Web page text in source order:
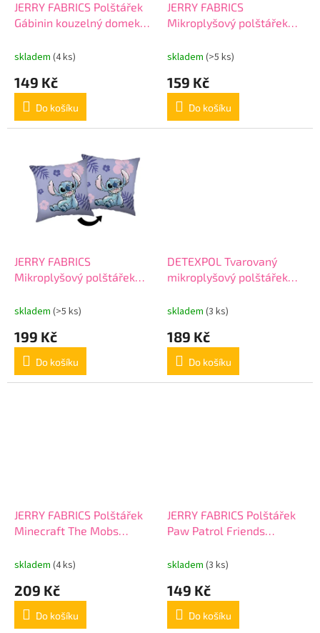
JERRY FABRICS Polštářek
Gábinin kouzelný domek
cm
skladem (4 ks)
149 Kč
Do košíku
JERRY FABRICS
Mikroplyšový polštářek
Polyester, 40/40 cm
skladem (>5 ks)
159 Kč
Do košíku
JERRY FABRICS
Mikroplyšový polštářek
35/35 cm
skladem (>5 ks)
199 Kč
Do košíku
DETEXPOL Tvarovaný
mikroplyšový polštářek
cm
skladem (3 ks)
189 Kč
Do košíku
JERRY FABRICS Polštářek
Minecraft The Mobs
skladem (4 ks)
209 Kč
Do košíku
JERRY FABRICS Polštářek
Paw Patrol Friends
skladem (3 ks)
149 Kč
Do košíku